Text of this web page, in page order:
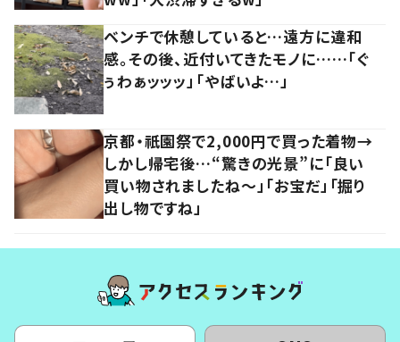
ベンチで休憩していると…遠方に違和
感。その後、近付いてきたモノに……「ぐ
ぅわぁッッッ」「やばいよ…」
京都・祇園祭で2,000円で買った着物→
しかし帰宅後…“驚きの光景”に「良い
買い物されましたね～」「お宝だ」「掘り
出し物ですね」